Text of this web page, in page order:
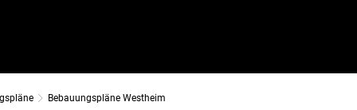
Bebauungspläne Westheim